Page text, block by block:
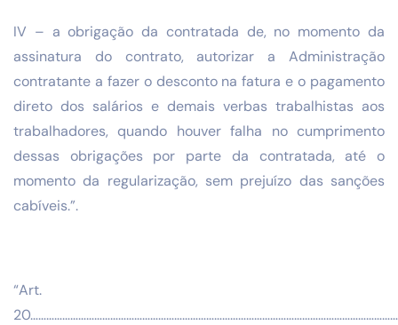
IV – a obrigação da contratada de, no momento da
assinatura do contrato, autorizar a Administração
contratante a fazer o desconto na fatura e o pagamento
direto dos salários e demais verbas trabalhistas aos
trabalhadores, quando houver falha no cumprimento
dessas obrigações por parte da contratada, até o
momento da regularização, sem prejuízo das sanções
cabíveis.”.
“Art.